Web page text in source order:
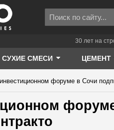
30 лет на
СУХИЕ СМЕСИ ЦЕМЕНТ
форуме в Сочи